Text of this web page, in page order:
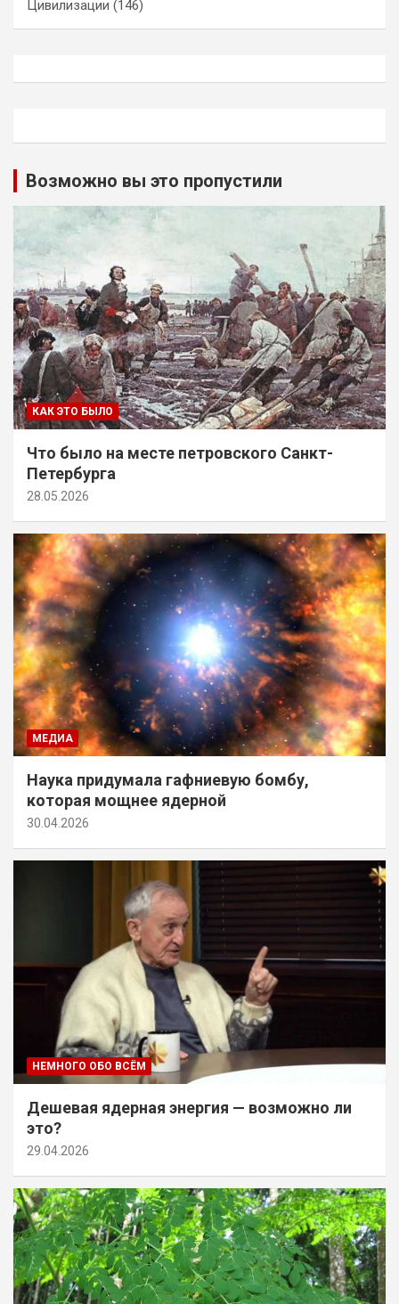
Цивилизации (146)
Возможно вы это пропустили
КАК ЭТО БЫЛО
Что было на месте петровского Санкт-
Петербурга
28.05.2026
МЕДИА
Наука придумала гафниевую бомбу,
которая мощнее ядерной
30.04.2026
НЕМНОГО ОБО ВСЁМ
Дешевая ядерная энергия — возможно ли
это?
29.04.2026